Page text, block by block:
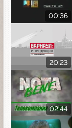
00:36
20:23
02:44